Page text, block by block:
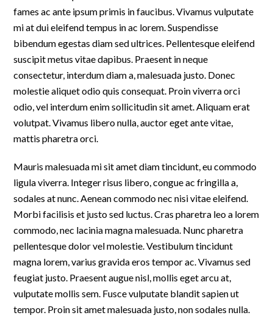
fames ac ante ipsum primis in faucibus. Vivamus vulputate
mi at dui eleifend tempus in ac lorem. Suspendisse
bibendum egestas diam sed ultrices. Pellentesque eleifend
suscipit metus vitae dapibus. Praesent in neque
consectetur, interdum diam a, malesuada justo. Donec
molestie aliquet odio quis consequat. Proin viverra orci
odio, vel interdum enim sollicitudin sit amet. Aliquam erat
volutpat. Vivamus libero nulla, auctor eget ante vitae,
mattis pharetra orci.
Mauris malesuada mi sit amet diam tincidunt, eu commodo
ligula viverra. Integer risus libero, congue ac fringilla a,
sodales at nunc. Aenean commodo nec nisi vitae eleifend.
Morbi facilisis et justo sed luctus. Cras pharetra leo a lorem
commodo, nec lacinia magna malesuada. Nunc pharetra
pellentesque dolor vel molestie. Vestibulum tincidunt
magna lorem, varius gravida eros tempor ac. Vivamus sed
feugiat justo. Praesent augue nisl, mollis eget arcu at,
vulputate mollis sem. Fusce vulputate blandit sapien ut
tempor. Proin sit amet malesuada justo, non sodales nulla.